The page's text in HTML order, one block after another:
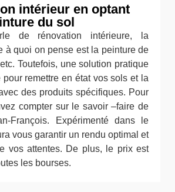
intérieur en optant
du sol
de rénovation intérieure, la
à quoi on pense est la peinture de
Toutefois, une solution pratique
remettre en état vos sols et la
des produits spécifiques. Pour
compter sur le savoir –faire de
François. Expérimenté dans le
vous garantir un rendu optimal et
vos attentes. De plus, le prix est
les bourses.